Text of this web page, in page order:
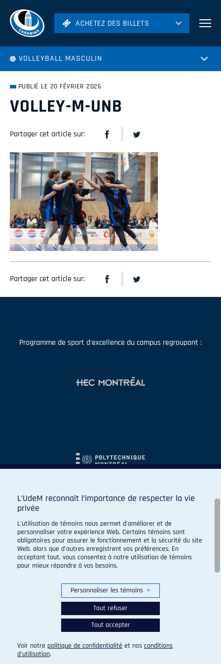
ACHETEZ DES BILLETS
Hockey
ACHETEZ DES BILLETS
VOLLEYBALL MASCULIN
PUBLIÉ LE 20 FÉVRIER 2026
VOLLEY-M-UNB
Partager cet article sur:
Partager cet article sur:
Programme de sport d'excellence du campus regroupant :
© 2026 Carabins de l'Université de Montréal. Tous droits
réservés.
Paramètres des témoins
L’UdeM reconnaît l’importance de respecter la vie
privée
L’utilisation de témoins nous permet d’améliorer et de
personnaliser votre expérience Web. Certains témoins sont
obligatoires pour assurer le fonctionnement et la sécurité du site
Web, alors que d’autres enregistrent vos préférences. En
acceptant tout, vous consentez à notre utilisation de témoins
pour mieux répondre à vos besoins.
Personnaliser les témoins >
Tout refuser
Tout accepter
Voir notre politique de confidentialité et nos conditions
d’utilisation.